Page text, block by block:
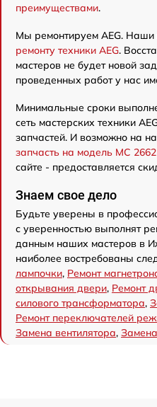
преимуществами.
Мы ремонтируем AEG. Наши
ремонту техники AEG.
мастеров не будет новой
проведенных работ у нас
Минимальные сроки
сеть мастерских техники
запчастей. И возможно на
запчасть на модель MC 2662
сайте - предоставляется
Знаем свое дело
Будьте уверены в
с уверенностью выполнят
данным наших мастеров в
наиболее востребованы
лампочки, Ремонт
открывания двери, Ремонт
силового трансформатора,
Ремонт переключателей
Замена вентилятора,